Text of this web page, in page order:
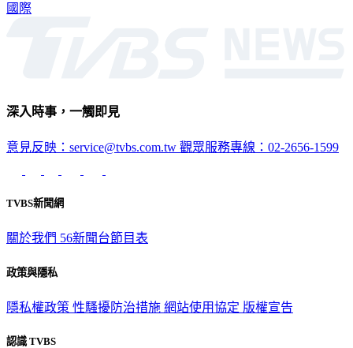
國際
深入時事，一觸即見
意見反映：service@tvbs.com.tw 觀眾服務專線：02-2656-1599
TVBS新聞網
關於我們 56新聞台節目表
政策與隱私
隱私權政策 性騷擾防治措施 網站使用協定 版權宣告
認識 TVBS